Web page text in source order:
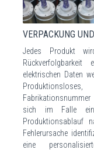
VERPACKUNG
Jedes Produkt
Rückverfolgbarkeit
elektrischen Daten
sich im Falle
Produktionsablauf
Fehlerursache
eine